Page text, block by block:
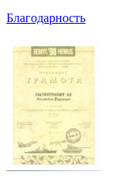
Благодарность